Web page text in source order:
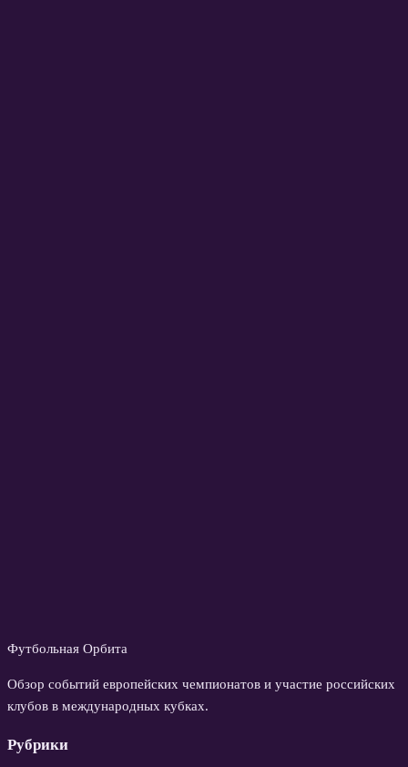
Футбольная Орбита
Обзор событий европейских чемпионатов и участие российских
клубов в международных кубках.
Рубрики